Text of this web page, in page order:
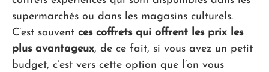
supermarchés ou dans les magasins culturels.
C’est souvent ces coffrets qui offrent les prix les
plus avantageux, de ce fait, si vous avez un petit
budget, c’est vers cette option que l’on vous